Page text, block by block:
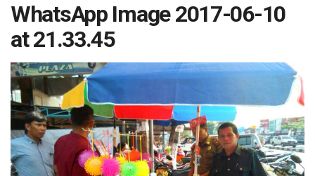
WhatsApp Image 2017-06-10
at 21.33.45